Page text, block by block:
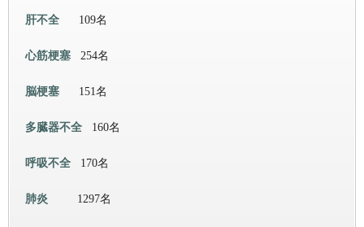
肝不全 109名
心筋梗塞 254名
脳梗塞 151名
多臓器不全 160名
呼吸不全 170名
肺炎 1297名